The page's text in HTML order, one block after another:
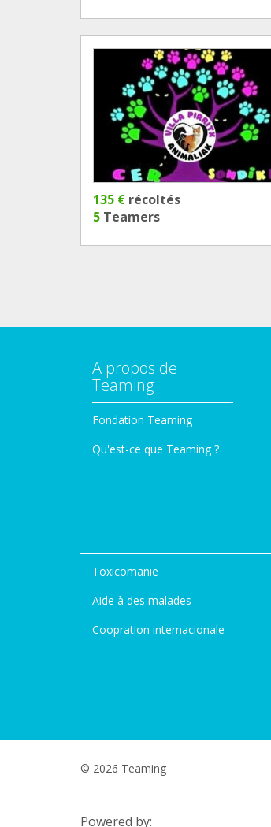
135 € récoltés
5 Teamers
A propos de
Teaming
Fondation Teaming
Qu'est-ce que Teaming ?
Toxicomanie
Aide à des malades
Coopration internacionale
© 2026 Teaming
Powered by: